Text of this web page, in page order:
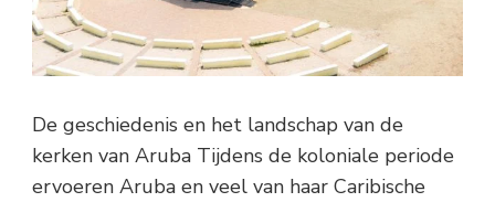
De geschiedenis en het landschap van de
kerken van Aruba Tijdens de koloniale periode
ervoeren Aruba en veel van haar Caribische